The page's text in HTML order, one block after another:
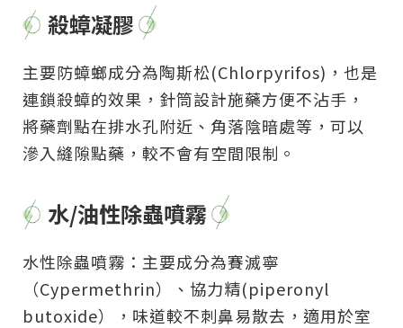
殺蟑凝膠
主要防蟑螂成分為陶斯松(Chlorpyrifos)，也是
連鎖殺蟑的效果，針筒設計施藥方便不沾手，
將藥劑點在排水孔附近、角落陰暗處等，可以
滲入縫隙點藥，較不會有空間限制。
水/油性除蟲噴霧
水性除蟲噴霧：主要成分為賽滅寧
（Cypermethrin）、協力精(piperonyl
butoxide），味道較不刺鼻易散去，適用於室